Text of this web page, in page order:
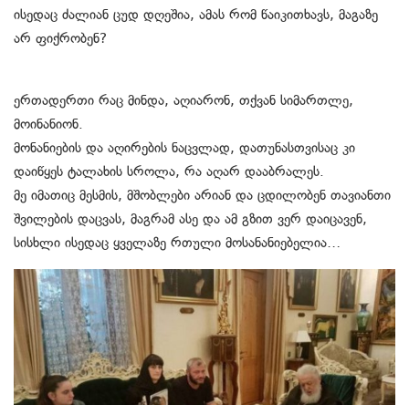
ისედაც ძალიან ცუდ დღეშია, ამას რომ წაიკითხავს, მაგაზე
არ ფიქრობენ?
ერთადერთი რაც მინდა, აღიარონ, თქვან სიმართლე,
მოინანიონ.
მონანიების და აღირების ნაცვლად, დათუნასთვისაც კი
დაიწყეს ტალახის სროლა, რა აღარ დააბრალეს.
მე იმათიც მესმის, მშობლები არიან და ცდილობენ თავიანთი
შვილების დაცვას, მაგრამ ასე და ამ გზით ვერ დაიცავენ,
სისხლი ისედაც ყველაზე რთული მოსანანიებელია…